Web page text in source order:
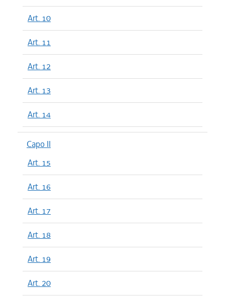
Art. 10
Art. 11
Art. 12
Art. 13
Art. 14
Capo II
Art. 15
Art. 16
Art. 17
Art. 18
Art. 19
Art. 20